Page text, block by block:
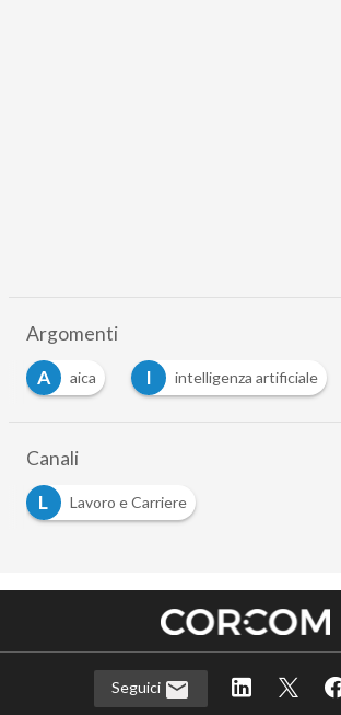
Argomenti
A
aica I intelligenza artificiale
Canali
L
Lavoro e Carriere
Seguici